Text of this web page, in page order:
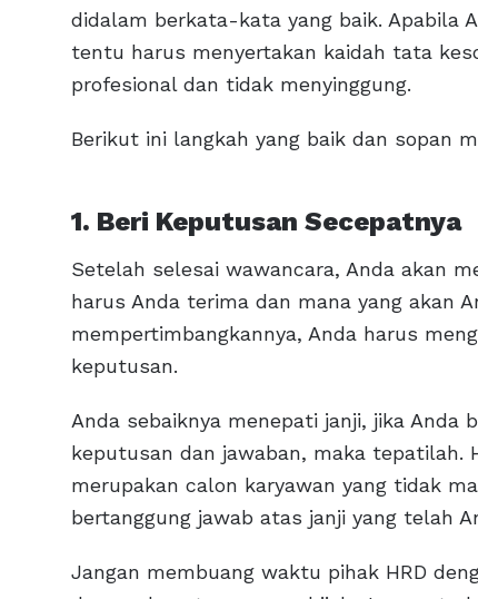
didalam berkata-kata yang baik. Apabila
tentu harus menyertakan kaidah tata
profesional dan tidak menyinggung.
Berikut ini langkah yang baik dan sopan
1. Beri Keputusan Secepatnya
Setelah selesai wawancara, Anda akan
harus Anda terima dan mana yang akan
mempertimbangkannya, Anda harus
keputusan.
Anda sebaiknya menepati janji, jika Anda
keputusan dan jawaban, maka tepatilah.
merupakan calon karyawan yang tidak
bertanggung jawab atas janji yang telah
Jangan membuang waktu pihak HRD